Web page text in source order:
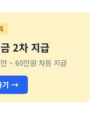
2차 지급
~ 60만원 차등 지급
기 →